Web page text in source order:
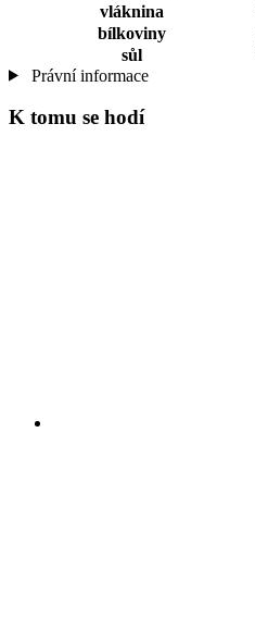
vláknina
bílkoviny
sůl
Právní informace
K tomu se hodí